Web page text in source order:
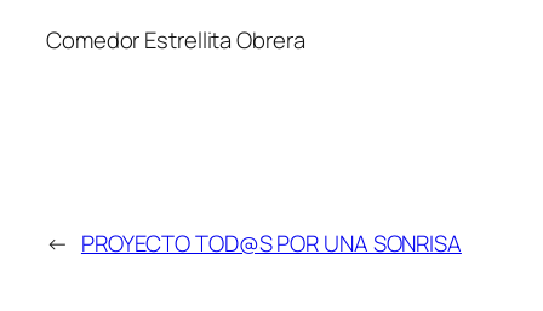
Comedor Estrellita Obrera
← PROYECTO TOD@S POR UNA SONRISA